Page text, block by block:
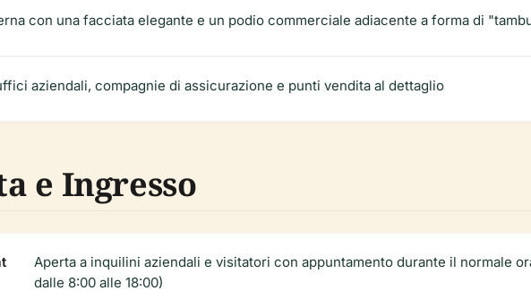
con una facciata elegante e un podio commerciale adiacente a forma di
aziendali, compagnie di assicurazione e punti vendita al dettaglio
e Ingresso
Aperta a inquilini aziendali e visitatori con appuntamento durante il normale
dalle 8:00 alle 18:00)